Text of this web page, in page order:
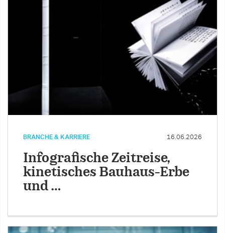
BRANCHE & KARRIERE 16.06.2026
Infografische Zeitreise,
kinetisches Bauhaus-Erbe
und …